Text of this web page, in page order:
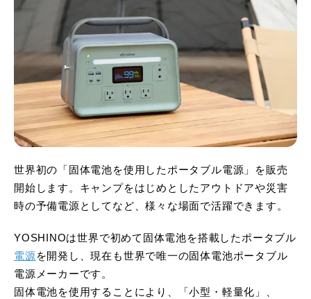
世界初の「固体電池を使用したポータブル電源」を販売
開始します。キャンプをはじめとしたアウトドアや災害
時の予備電源としてなど、様々な場面で活躍できます。
YOSHINOは世界で初めて固体電池を搭載したポータブル
電源を開発し、現在も世界で唯一の固体電池ポータブル
電源メーカーです。
固体電池を使用することにより、「小型・軽量化」、